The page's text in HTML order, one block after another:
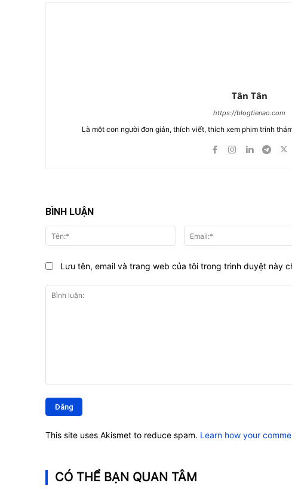
Tân Tân
https://blogtienao.com
Là một con người đơn giản, thích viết, thích xem phim trinh
BÌNH LUẬN
luận:
Tên:*
Lưu tên, email và trang web của tôi trong trình duyệt này
This site uses Akismet to reduce spam. Learn how your
CÓ THỂ BẠN QUAN TÂM